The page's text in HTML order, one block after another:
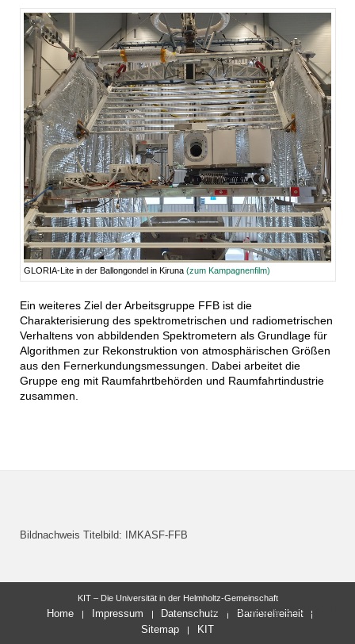
GLORIA-Lite in der Ballongondel in Kiruna(zum Kampagnenfilm)
Ein weiteres Ziel der Arbeitsgruppe FFB ist die
Charakterisierung des spektrometrischen und radiometrischen
Verhaltens von abbildenden Spektrometern als Grundlage für
Algorithmen zur Rekonstruktion von atmosphärischen Größen
aus den Fernerkundungsmessungen. Dabei arbeitet die
Gruppe eng mit Raumfahrtbehörden und Raumfahrtindustrie
zusammen.
Bildnachweis Titelbild: IMKASF-FFB
letzte Änderung: 22.07.2026
KIT – Die Universität in der Helmholtz-Gemeinschaft
Home Impressum Datenschutz
Barrierefreiheit
Sitemap
KIT